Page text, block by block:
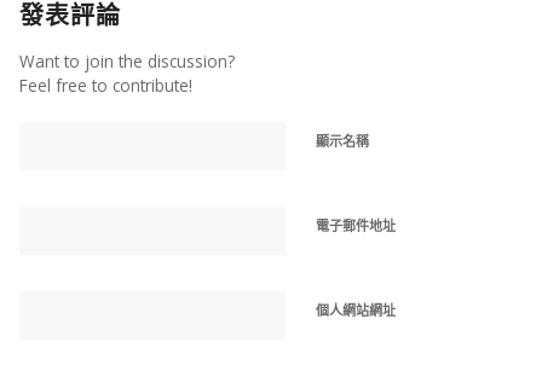
發表評論
Want to join the discussion?
Feel free to contribute!
顯示名稱
電子郵件地址
個人網站網址